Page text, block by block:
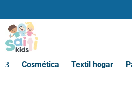
Cosmética Textil hogar